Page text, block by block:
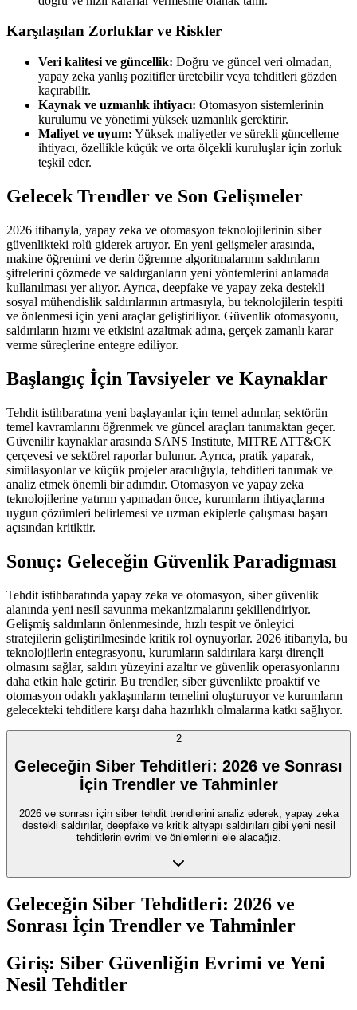
Karşılaşılan Zorluklar ve Riskler
Veri kalitesi ve güncellik: Doğru ve güncel veri olmadan,
yapay zeka yanlış pozitifler üretebilir veya tehditleri gözden
kaçırabilir.
Kaynak ve uzmanlık ihtiyacı: Otomasyon sistemlerinin
kurulumu ve yönetimi yüksek uzmanlık gerektirir.
Maliyet ve uyum: Yüksek maliyetler ve sürekli güncelleme
ihtiyacı, özellikle küçük ve orta ölçekli kuruluşlar için zorluk
teşkil eder.
Gelecek Trendler ve Son Gelişmeler
2026 itibarıyla, yapay zeka ve otomasyon teknolojilerinin siber
güvenlikteki rolü giderek artıyor. En yeni gelişmeler arasında,
makine öğrenimi ve derin öğrenme algoritmalarının saldırıların
şifrelerini çözmede ve saldırganların yeni yöntemlerini anlamada
kullanılması yer alıyor. Ayrıca, deepfake ve yapay zeka destekli
sosyal mühendislik saldırılarının artmasıyla, bu teknolojilerin tespiti
ve önlenmesi için yeni araçlar geliştiriliyor. Güvenlik otomasyonu,
saldırıların hızını ve etkisini azaltmak adına, gerçek zamanlı karar
verme süreçlerine entegre ediliyor.
Başlangıç İçin Tavsiyeler ve Kaynaklar
Tehdit istihbaratına yeni başlayanlar için temel adımlar, sektörün
temel kavramlarını öğrenmek ve güncel araçları tanımaktan geçer.
Güvenilir kaynaklar arasında SANS Institute, MITRE ATT&CK
çerçevesi ve sektörel raporlar bulunur. Ayrıca, pratik yaparak,
simülasyonlar ve küçük projeler aracılığıyla, tehditleri tanımak ve
analiz etmek önemli bir adımdır. Otomasyon ve yapay zeka
teknolojilerine yatırım yapmadan önce, kurumların ihtiyaçlarına
uygun çözümleri belirlemesi ve uzman ekiplerle çalışması başarı
açısından kritiktir.
Sonuç: Geleceğin Güvenlik Paradigması
Tehdit istihbaratında yapay zeka ve otomasyon, siber güvenlik
alanında yeni nesil savunma mekanizmalarını şekillendiriyor.
Gelişmiş saldırıların önlenmesinde, hızlı tespit ve önleyici
stratejilerin geliştirilmesinde kritik rol oynuyorlar. 2026 itibarıyla, bu
teknolojilerin entegrasyonu, kurumların saldırılara karşı dirençli
olmasını sağlar, saldırı yüzeyini azaltır ve güvenlik operasyonlarını
daha etkin hale getirir. Bu trendler, siber güvenlikte proaktif ve
otomasyon odaklı yaklaşımların temelini oluşturuyor ve kurumların
gelecekteki tehditlere karşı daha hazırlıklı olmalarına katkı sağlıyor.
2
Geleceğin Siber Tehditleri: 2026 ve Sonrası
İçin Trendler ve Tahminler
2026 ve sonrası için siber tehdit trendlerini analiz ederek, yapay zeka
destekli saldırılar, deepfake ve kritik altyapı saldırıları gibi yeni nesil
tehditlerin evrimi ve önlemlerini ele alacağız.
Geleceğin Siber Tehditleri: 2026 ve
Sonrası İçin Trendler ve Tahminler
Giriş: Siber Güvenliğin Evrimi ve Yeni
Nesil Tehditler